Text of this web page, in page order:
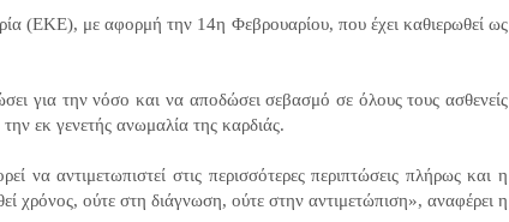
(ΕΚΕ), με αφορμή την 14η Φεβρουαρίου, που έχει καθιερωθεί ως
για την νόσο και να αποδώσει σεβασμό σε όλους τους ασθενείς
εκ γενετής ανωμαλία της καρδιάς.
να αντιμετωπιστεί στις περισσότερες περιπτώσεις πλήρως και η
χρόνος, ούτε στη διάγνωση, ούτε στην αντιμετώπιση», αναφέρει η